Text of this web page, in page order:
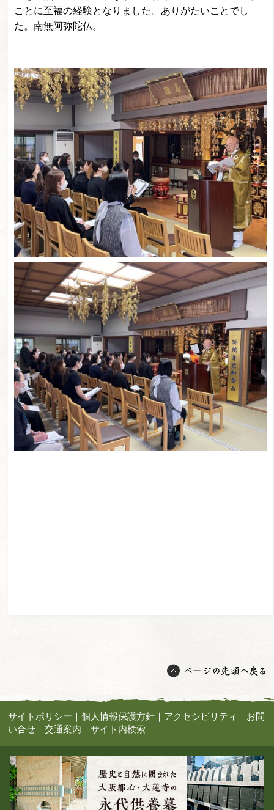
ことに至福の経験となりました。ありがたいことでし
た。南無阿弥陀仏。
サイトポリシー ｜個人情報保護方針 ｜ アクセシビリティ ｜ お問
い合せ ｜交通案内 ｜サイト内検索